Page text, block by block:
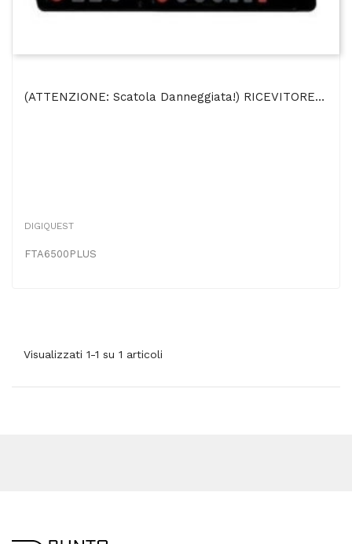
(ATTENZIONE: Scatola Danneggiata!) RICEVITORE DIGITALE SATELLITARE FREE TO AIR CON USB,...
DIGIQUEST
FTA6500PLUS
Visualizzati 1-1 su 1 articoli